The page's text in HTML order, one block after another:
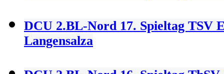
DCU 2.BL-Nord 17. Spieltag TSV
Langensalza